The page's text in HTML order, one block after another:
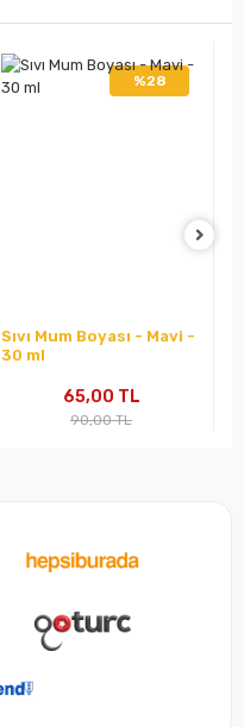
%28
Sıvı Mum Boyası - Mavi -
30 ml
65,00 TL
90,00 TL